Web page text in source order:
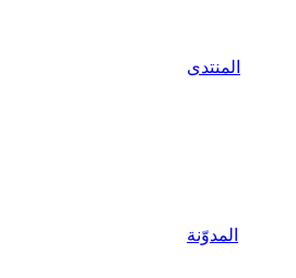
المنتدى
المدوّنة